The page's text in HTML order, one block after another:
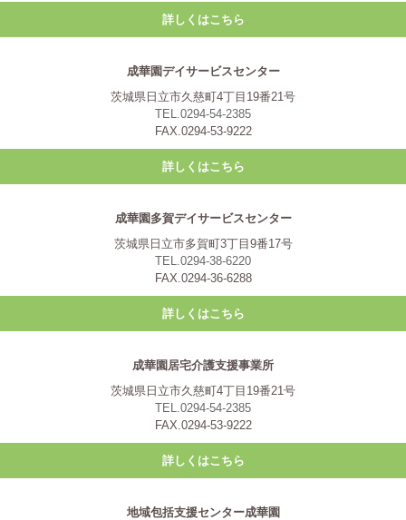
詳しくはこちら
成華園デイサービスセンター
茨城県日立市久慈町4丁目19番21号
TEL.0294-54-2385
FAX.0294-53-9222
詳しくはこちら
成華園多賀デイサービスセンター
茨城県日立市多賀町3丁目9番17号
TEL.0294-38-6220
FAX.0294-36-6288
詳しくはこちら
成華園居宅介護支援事業所
茨城県日立市久慈町4丁目19番21号
TEL.0294-54-2385
FAX.0294-53-9222
詳しくはこちら
地域包括支援センター成華園